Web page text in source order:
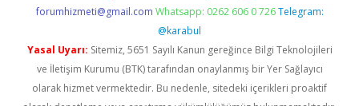
forumhizmeti@gmail.com Whatsapp: 0262 606 0 726 Telegram:
@karabul
Yasal Uyarı: Sitemiz, 5651 Sayılı Kanun gereğince Bilgi Teknolojileri
ve İletişim Kurumu (BTK) tarafından onaylanmış bir Yer Sağlayıcı
olarak hizmet vermektedir. Bu nedenle, sitedeki içerikleri proaktif